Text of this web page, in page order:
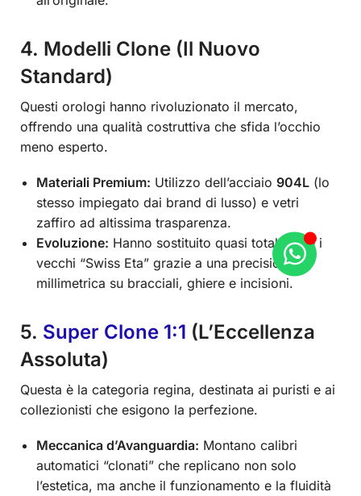
4. Modelli Clone (Il Nuovo
Standard)
Questi orologi hanno rivoluzionato il mercato,
offrendo una qualità costruttiva che sfida l’occhio
meno esperto.
Materiali Premium: Utilizzo dell’acciaio 904L (lo
stesso impiegato dai brand di lusso) e vetri
zaffiro ad altissima trasparenza.
Evoluzione: Hanno sostituito quasi totalmente i
vecchi “Swiss Eta” grazie a una precisione
millimetrica su bracciali, ghiere e incisioni.
5. Super Clone 1:1 (L’Eccellenza
Assoluta)
Questa è la categoria regina, destinata ai puristi e ai
collezionisti che esigono la perfezione.
Meccanica d’Avanguardia: Montano calibri
automatici “clonati” che replicano non solo
l’estetica, ma anche il funzionamento e la fluidità